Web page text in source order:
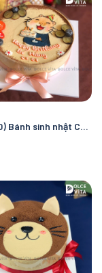
[2881] (70) Bánh sinh nhật Capybara – Bánh vẽ hình theo yêu cầu